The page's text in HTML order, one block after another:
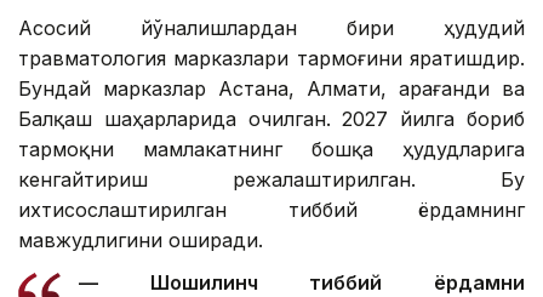
Асосий йўналишлардан бири ҳудудий
травматология марказлари тармоғини яратишдир.
Бундай марказлар Астана, Алмати, Қарағанди ва
Балқаш шаҳарларида очилган. 2027 йилга бориб
тармоқни мамлакатнинг бошқа ҳудудларига
кенгайтириш режалаштирилган. Бу
ихтисослаштирилган тиббий ёрдамнинг
мавжудлигини оширади.
— Шошилинч тиббий ёрдамни